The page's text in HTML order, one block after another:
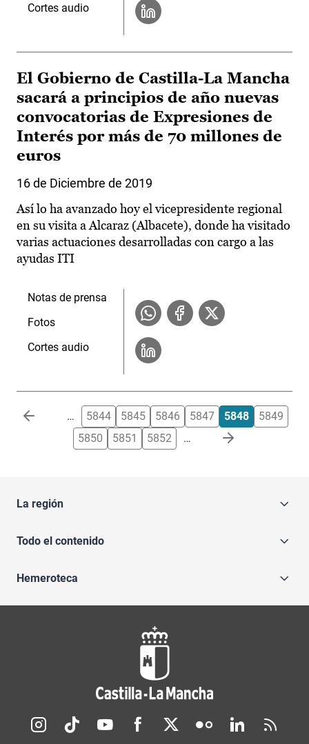
Cortes audio
El Gobierno de Castilla-La Mancha
sacará a principios de año nuevas
convocatorias de Expresiones de
Interés por más de 70 millones de
euros
16 de Diciembre de 2019
Así lo ha avanzado hoy el vicepresidente regional
en su visita a Alcaraz (Albacete), donde ha visitado
varias actuaciones desarrolladas con cargo a las
ayudas ITI
Notas de prensa
Fotos
Cortes audio
Paginación … 5844 5845 5846 5847 5848
5849
5850
5851 5852 …
La región
Todo el contenido
Hemeroteca
Redes sociales JCCM